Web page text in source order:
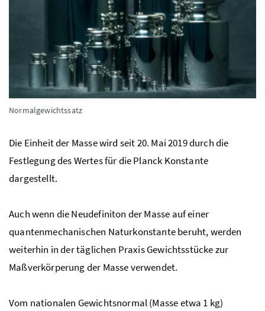
Normalgewichtssatz
Die Einheit der Masse wird seit 20. Mai 2019 durch die
Festlegung des Wertes für die Planck Konstante
dargestellt.
Auch wenn die Neudefiniton der Masse auf einer
quantenmechanischen Naturkonstante beruht, werden
weiterhin in der täglichen Praxis Gewichtsstücke zur
Maßverkörperung der Masse verwendet.
Vom nationalen Gewichtsnormal (Masse etwa 1 kg)